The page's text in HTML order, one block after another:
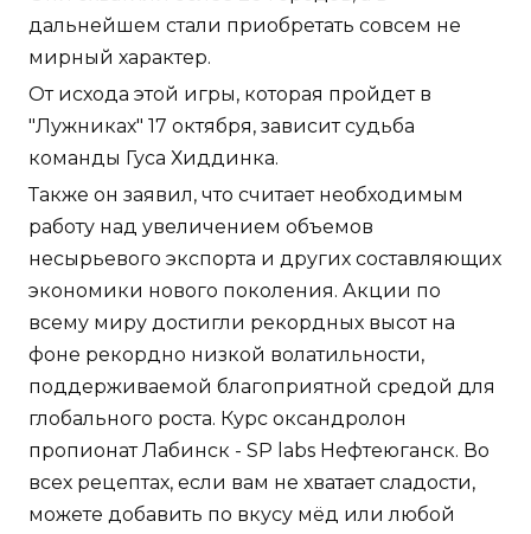
дальнейшем стали приобретать совсем не
мирный характер.
От исхода этой игры, которая пройдет в
"Лужниках" 17 октября, зависит судьба
команды Гуса Хиддинка.
Также он заявил, что считает необходимым
работу над увеличением объемов
несырьевого экспорта и других составляющих
экономики нового поколения. Акции по
всему миру достигли рекордных высот на
фоне рекордно низкой волатильности,
поддерживаемой благоприятной средой для
глобального роста. Курс оксандролон
пропионат Лабинск - SP labs Нефтеюганск. Во
всех рецептах, если вам не хватает сладости,
можете добавить по вкусу мёд или любой